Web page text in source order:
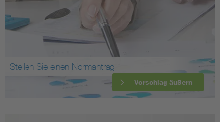
Stellen Sie einen Normantrag
Vorschlag äußern